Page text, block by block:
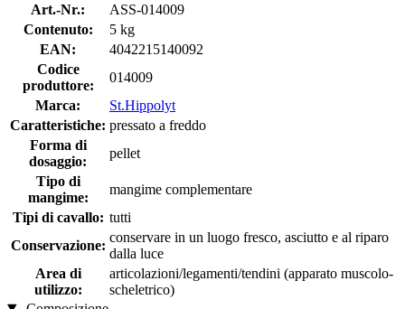
Art.-Nr.:
ASS-014009
Contenuto:
5 kg
EAN:
4042215140092
Codice
produttore:
014009
Marca:
St.Hippolyt
Caratteristiche: pressato a freddo
Forma di
dosaggio:
pellet
Tipo di
mangime:
mangime complementare
Tipi di cavallo: tutti
Conservazione:
conservare in un luogo fresco, asciutto e al riparo
dalla luce
Area di
utilizzo:
articolazioni/legamenti/tendini (apparato muscolo-
scheletrico)